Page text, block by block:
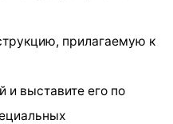
прилагаемую к
и выставите его по